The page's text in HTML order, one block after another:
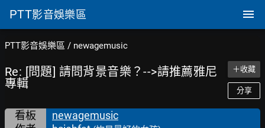
PTT影音娛樂區
PTT影音娛樂區 / newagemusic
Re: [問題] 請問背景音樂？-->請推薦雅尼
專輯
＋收藏
分享
看板
newagemusic